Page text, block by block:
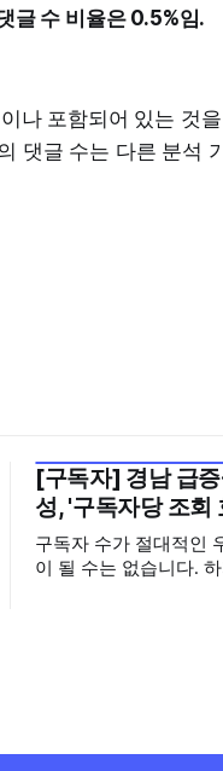
글 수 비율은 0.5%임.
나 포함되어 있는 것
댓글 수는 다른 분석
2026년 7월 5주
[구독자] 경남 급증
성, '구독자당 조회
구독자 수가 절대적인
이 될 수는 없습니다.
관과 광역자치단체 유